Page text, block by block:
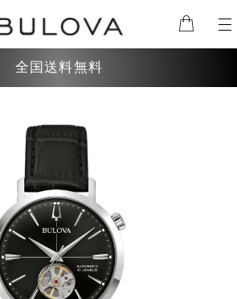
全国送料無料